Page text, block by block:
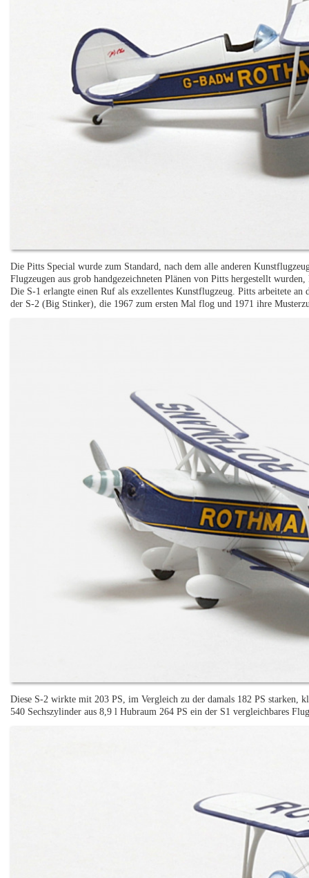
Die Pitts Special wurde zum Standard, nach dem alle anderen
Flugzeugen aus grob handgezeichneten Plänen von Pitts hergestellt
Die S-1 erlangte einen Ruf als exzellentes Kunstflugzeug. Pitts arbeitete
der S-2 (Big Stinker), die 1967 zum ersten Mal flog und 1971 ihre
Diese S-2 wirkte mit 203 PS, im Vergleich zu der damals 182 PS starken,
540 Sechszylinder aus 8,9 l Hubraum 264 PS ein der S1 vergleichbares